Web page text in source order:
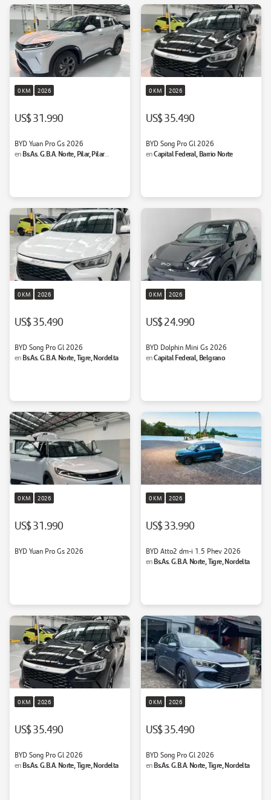
0 KM 2026
US$ 31.990
BYD Yuan Pro Gs 2026
enBs.As. G.B.A. Norte, Pilar, Pilar
0 KM 2026
US$ 35.490
BYD Song Pro Gl 2026
enCapital Federal, Barrio Norte
0 KM 2026
US$ 35.490
BYD Song Pro Gl 2026
enBs.As. G.B.A. Norte, Tigre, Nordelta
0 KM 2026
US$ 24.990
BYD Dolphin Mini Gs 2026
enCapital Federal, Belgrano
0 KM 2026
US$ 31.990
BYD Yuan Pro Gs 2026
0 KM 2026
US$ 33.990
BYD Atto2 dm-i 1.5 Phev 2026
enBs.As. G.B.A. Norte, Tigre, Nordelta
0 KM 2026
US$ 35.490
BYD Song Pro Gl 2026
enBs.As. G.B.A. Norte, Tigre, Nordelta
0 KM 2026
US$ 35.490
BYD Song Pro Gl 2026
enBs.As. G.B.A. Norte, Tigre, Nordelta